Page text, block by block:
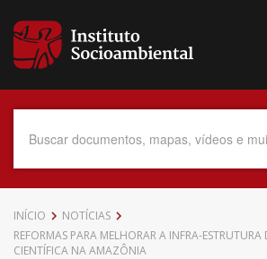
para
conteúdo
Data do Documento
INÍCIO
NOTÍCIAS
REFORMAS PARA MELHORAR A INFRA-
CIENTÍFICA NA AMAZÔNIA